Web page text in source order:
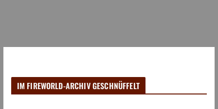
IM FIREWORLD-ARCHIV GESCHNÜFFELT